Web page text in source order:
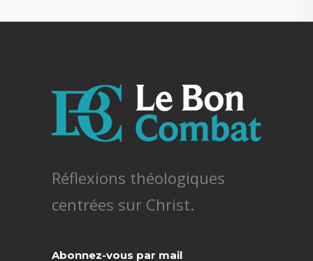
Réflexions théologiques
centrées sur Christ.
Abonnez-vous par mail